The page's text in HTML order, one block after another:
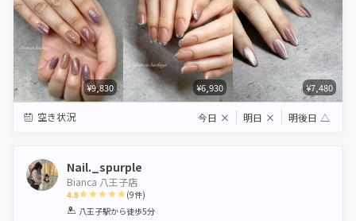
¥9,830 ¥6,930 ¥7,480
空き状況 今日 × 明日 × 明後日 △
Nail._spurple
Bianca 八王子店
4.8
1 2 3 4 5
(9件)
八王子駅から徒歩5分